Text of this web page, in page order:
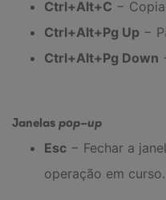
Ctrl+Alt+C −
Ctrl+Alt+Pg Up −
Ctrl+Alt+Pg Down
Janelas pop-up
Esc − Fechar a
operação em curso.